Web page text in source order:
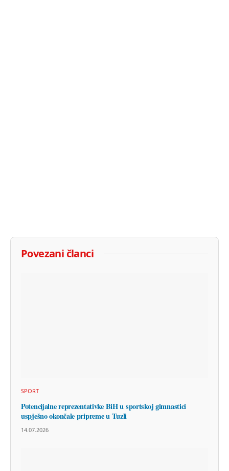
Povezani članci
SPORT
Potencijalne reprezentativke BiH u sportskoj gimnastici
uspješno okončale pripreme u Tuzli
14.07.2026